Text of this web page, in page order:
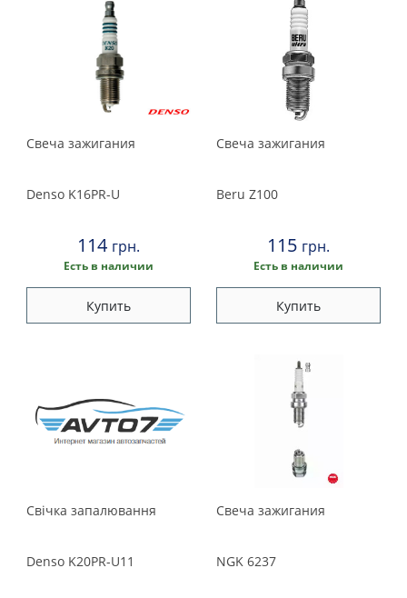
Свеча зажигания
Denso K16PR-U
114 грн.
Есть в наличии
Купить
Свеча зажигания
Beru Z100
115 грн.
Есть в наличии
Купить
Свічка запалювання
Denso K20PR-U11
Свеча зажигания
NGK 6237